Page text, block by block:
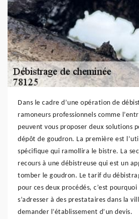
Dans le cadre d’une opération de
ramoneurs professionnels comme
peuvent vous proposer deux solutions
dépôt de goudron. La première est
spécifique qui ramollira le bistre. La
recours à une débistreuse qui est un
tomber le goudron. Le tarif du
pour ces deux procédés, c’est
s’adresser à des prestataires dans la
demander l’établissement d’un devis.